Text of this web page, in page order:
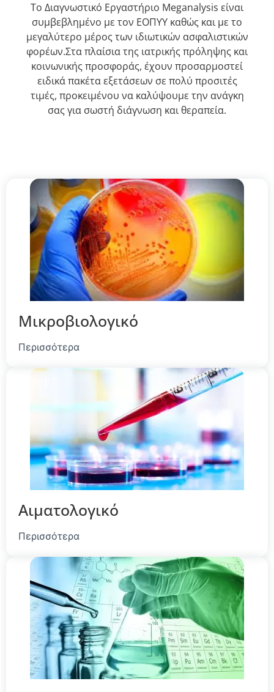
Το Διαγνωστικό Εργαστήριο Meganalysis είναι
συμβεβλημένο με τον ΕΟΠΥΥ καθώς και με το
μεγαλύτερο μέρος των ιδιωτικών ασφαλιστικών
φορέων.Στα πλαίσια της ιατρικής πρόληψης και
κοινωνικής προσφοράς, έχουν προσαρμοστεί
ειδικά πακέτα εξετάσεων σε πολύ προσιτές
τιμές, προκειμένου να καλύψουμε την ανάγκη
σας για σωστή διάγνωση και θεραπεία.
Μικροβιολογικό
Περισσότερα
Αιματολογικό
Περισσότερα